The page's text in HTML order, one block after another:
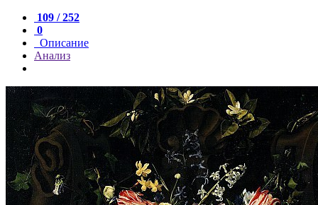
109 / 252
0
Описание
Анализ